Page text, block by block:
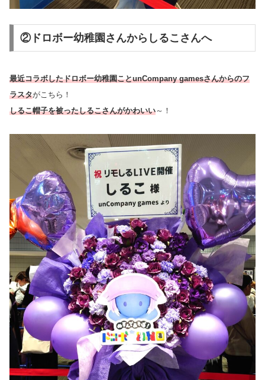
②ドロボー幼稚園さんからしるこさんへ
最近コラボしたドロボー幼稚園ことunCompany gamesさんからのフ
ラスタがこちら！
しるこ帽子を被ったしるこさんがかわいい～！